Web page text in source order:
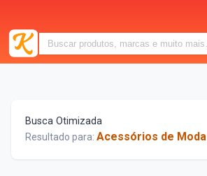
Busca Otimizada
Resultado para: Acessórios de Moda